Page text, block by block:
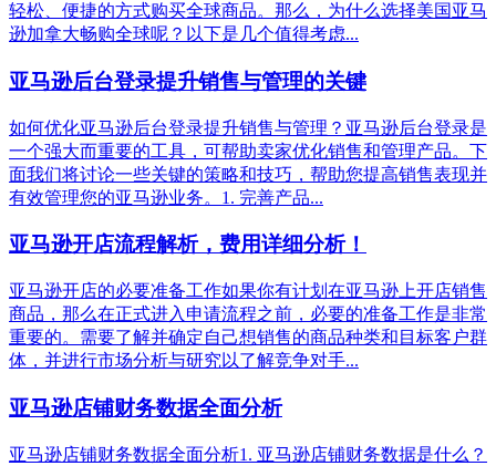
轻松、便捷的方式购买全球商品。那么，为什么选择美国亚马
逊加拿大畅购全球呢？以下是几个值得考虑...
亚马逊后台登录提升销售与管理的关键
如何优化亚马逊后台登录提升销售与管理？亚马逊后台登录是
一个强大而重要的工具，可帮助卖家优化销售和管理产品。下
面我们将讨论一些关键的策略和技巧，帮助您提高销售表现并
有效管理您的亚马逊业务。1. 完善产品...
亚马逊开店流程解析，费用详细分析！
亚马逊开店的必要准备工作如果你有计划在亚马逊上开店销售
商品，那么在正式进入申请流程之前，必要的准备工作是非常
重要的。需要了解并确定自己想销售的商品种类和目标客户群
体，并进行市场分析与研究以了解竞争对手...
亚马逊店铺财务数据全面分析
亚马逊店铺财务数据全面分析1. 亚马逊店铺财务数据是什么？